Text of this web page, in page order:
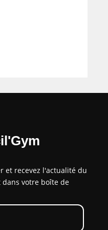
et recevez l'actualité du
votre boîte de